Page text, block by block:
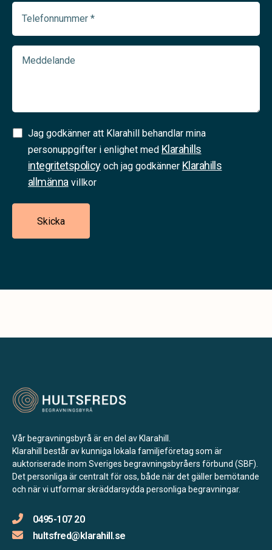
Telefonnummer
(Required)
Meddelande
Samtycke
(Required)
Jag godkänner att Klarahill behandlar mina
personuppgifter i enlighet med Klarahills
integritetspolicyoch jag godkänner Klarahills
allmänna villkor
Skicka
Vår begravningsbyrå är en del av Klarahill.
Klarahill består av kunniga lokala familjeföretag som är
auktoriserade inom Sveriges begravningsbyråers förbund (SBF).
Det personliga är centralt för oss, både när det gäller bemötande
och när vi utformar skräddarsydda personliga begravningar.
0495-107 20
hultsfred@klarahill.se